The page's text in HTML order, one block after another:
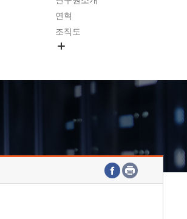
연혁
조직도
연구원 고객헌장
주요업무연락처